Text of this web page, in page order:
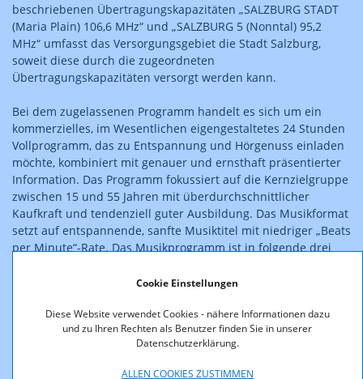
Cookie Einstellungen
Diese Website verwendet Cookies - nähere Informationen dazu
und zu Ihren Rechten als Benutzer finden Sie in unserer
Datenschutzerklärung.
ALLEN COOKIES ZUSTIMMEN
beschriebenen Übertragungskapazitäten „SALZBURG STADT
(Maria Plain) 106,6 MHz“ und „SALZBURG 5 (Nonntal) 95,2
MHz“ umfasst das Versorgungsgebiet die Stadt Salzburg,
soweit diese durch die zugeordneten
Übertragungskapazitäten versorgt werden kann.
Bei dem zugelassenen Programm handelt es sich um ein
kommerzielles, im Wesentlichen eigengestaltetes 24 Stunden
Vollprogramm, das zu Entspannung und Hörgenuss einladen
möchte, kombiniert mit genauer und ernsthaft präsentierter
Information. Das Programm fokussiert auf die Kernzielgruppe
zwischen 15 und 55 Jahren mit überdurchschnittlicher
Kaufkraft und tendenziell guter Ausbildung. Das Musikformat
setzt auf entspannende, sanfte Musiktitel mit niedriger „Beats
per Minute“-Rate. Das Musikprogramm ist in folgende drei
NewAge sowie NuJazz und Crossover, wobei eine
Gesendet werden sollen regelmäßige Lokal- und
Weltnachrichten, Verkehrsnachrichten und ein
Veranstaltungskalender. Das Serviceangebot wird ergänzt
durch Berichterstattung über Lifestylethemen (teilweise mit